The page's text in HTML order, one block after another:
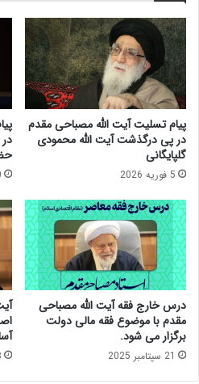
د
ی
،
ا
ج
ت
م
ا
ع
ی
و
ف
ر
ه
ن
گ
ی
ب
ا
خ
د
ص
ا
د
،
ع
ل
م
ا
ج
ت
م
ا
ع
ی
و
ت
ح
ل
ی
ل
پیام تسلیت آیت الله مصباحی مقدم
در پی درگذشت آیت الله محمودی
گلپایگانی
5 فوریه 2026
درس خارج فقه آیت الله مصباحی
مقدم با موضوع فقه مالی دولت
برگزار می شود.
21 سپتامبر 2025